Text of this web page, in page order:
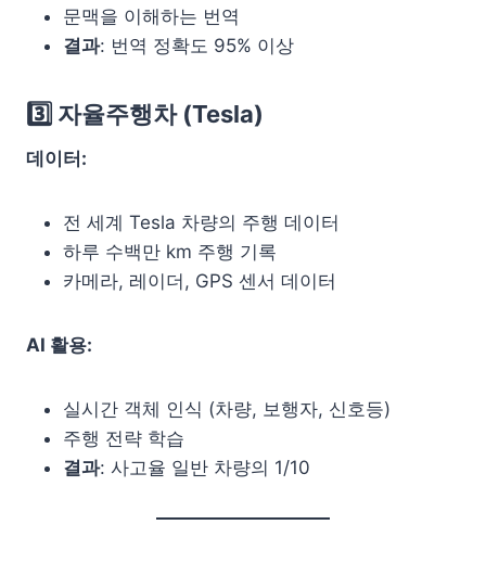
문맥을 이해하는 번역
결과: 번역 정확도 95% 이상
3️⃣ 자율주행차 (Tesla)
데이터:
전 세계 Tesla 차량의 주행 데이터
하루 수백만 km 주행 기록
카메라, 레이더, GPS 센서 데이터
AI 활용:
실시간 객체 인식 (차량, 보행자, 신호등)
주행 전략 학습
결과: 사고율 일반 차량의 1/10